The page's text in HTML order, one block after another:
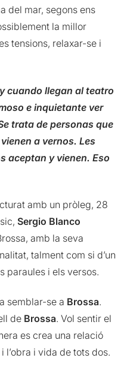
del mar, segons ens
la millor
tensions, relaxar-se i
cuando llegan al teatro
e inquietante ver
trata de personas que
a vernos. Les
aceptan y vienen. Eso
amb un pròleg, 28
Sergio Blanco
amb la seva
talment com si d’un
paraules i els versos.
semblar-se a Brossa.
de Brossa. Vol sentir el
es crea una relació
i l’obra i vida de tots dos.